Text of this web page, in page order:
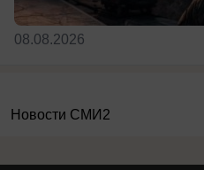
08.08.2026
Новости СМИ2